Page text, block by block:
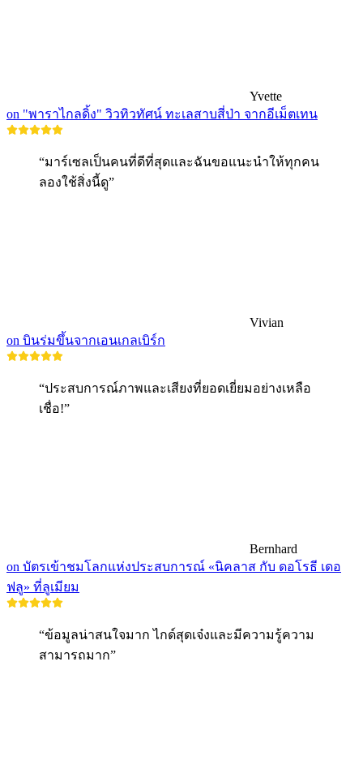
Yvette
on "พาราไกลดิ้ง" วิวทิวทัศน์ ทะเลสาบสี่ป่า จากอีเม็ตเทน
“มาร์เซลเป็นคนที่ดีที่สุดและฉันขอแนะนำให้ทุกคน
ลองใช้สิ่งนี้ดู”
Vivian
on บินร่มขึ้นจากเอนเกลเบิร์ก
“ประสบการณ์ภาพและเสียงที่ยอดเยี่ยมอย่างเหลือ
เชื่อ!”
Bernhard
on บัตรเข้าชมโลกแห่งประสบการณ์ «นิคลาส กับ ดอโรธี เดอ
ฟลู» ที่ลูเมียม
“ข้อมูลน่าสนใจมาก ไกด์สุดเจ๋งและมีความรู้ความ
สามารถมาก”